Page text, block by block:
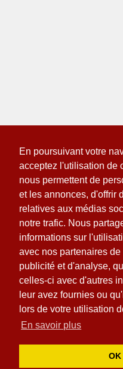
En poursuivant votre
acceptez l'utilisation de
nous permettent de
et les annonces, d'offrir
relatives aux médias
notre trafic. Nous
informations sur
avec nos partenaires
publicité et d'analyse,
celles-ci avec d'autres
leur avez fournies ou
lors de votre utilisation
En savoir plus
OK